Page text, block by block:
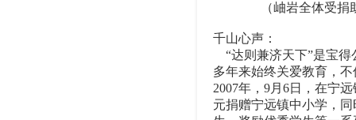
（岫岩全体受捐助
千山心声：
“达则兼济天下”是宝得
多年来始终关爱教育，
2007年，9月6日，在宁
元捐赠宁远镇中小学，